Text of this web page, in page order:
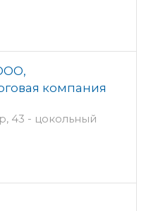
компания
43 - цокольный